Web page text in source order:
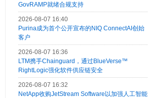
GovRAMP就绪合规支持
2026-08-07 16:40
Purina成为首个公开宣布的NIQ ConnectAI创始
客户
2026-08-07 16:36
LTM携手Chainguard，通过BlueVerse™
RightLogic强化软件供应链安全
2026-08-07 16:32
NetApp收购JetStream Software以加强人工智能